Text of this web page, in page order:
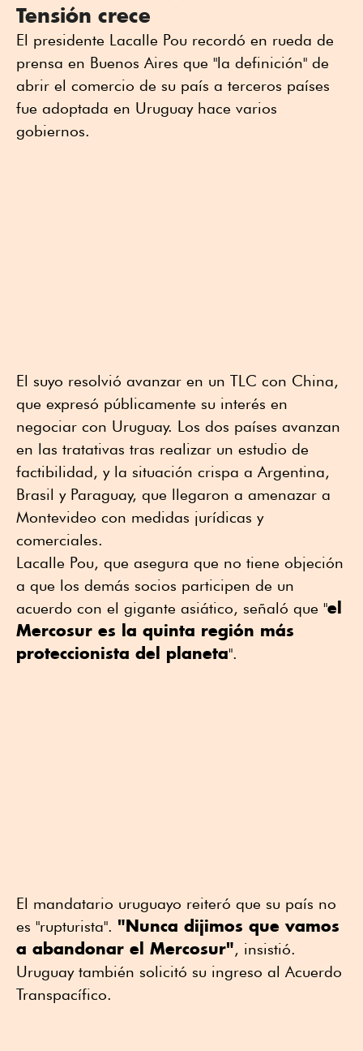
Tensión crece
El presidente Lacalle Pou recordó en rueda de
prensa en Buenos Aires que "la definición" de
abrir el comercio de su país a terceros países
fue adoptada en Uruguay hace varios
gobiernos.
El suyo resolvió avanzar en un TLC con China,
que expresó públicamente su interés en
negociar con Uruguay. Los dos países avanzan
en las tratativas tras realizar un estudio de
factibilidad, y la situación crispa a Argentina,
Brasil y Paraguay, que llegaron a amenazar a
Montevideo con medidas jurídicas y
comerciales.
Lacalle Pou, que asegura que no tiene objeción
a que los demás socios participen de un
acuerdo con el gigante asiático, señaló que "el
Mercosur es la quinta región más
proteccionista del planeta".
El mandatario uruguayo reiteró que su país no
es "rupturista". "Nunca dijimos que vamos
a abandonar el Mercosur", insistió.
Uruguay también solicitó su ingreso al Acuerdo
Transpacífico.